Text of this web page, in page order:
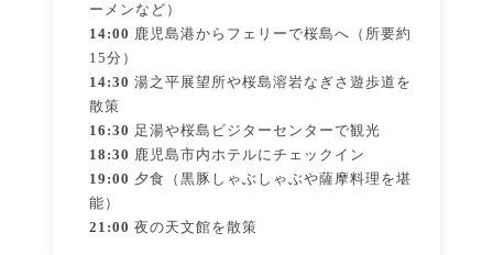
ーメンなど）
14:00 鹿児島港からフェリーで桜島へ（所要約
15分）
14:30 湯之平展望所や桜島溶岩なぎさ遊歩道を
散策
16:30 足湯や桜島ビジターセンターで観光
18:30 鹿児島市内ホテルにチェックイン
19:00 夕食（黒豚しゃぶしゃぶや薩摩料理を堪
能）
21:00 夜の天文館を散策